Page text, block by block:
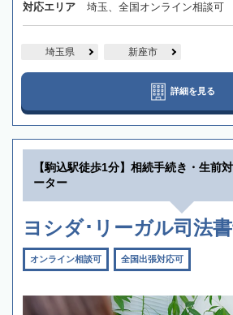
対応エリア 埼玉、全国オンライン相談可
埼玉県 新座市
詳細を見る
【駒込駅徒歩1分】相続手続き・生前
ーター
ヨシダ･リーガル司法
オンライン相談可 全国出張対応可